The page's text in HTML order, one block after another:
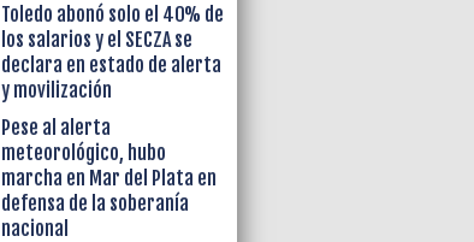
Toledo abonó solo el 40% de
los salarios y el SECZA se
declara en estado de alerta
y movilización
Pese al alerta
meteorológico, hubo
marcha en Mar del Plata en
defensa de la soberanía
nacional